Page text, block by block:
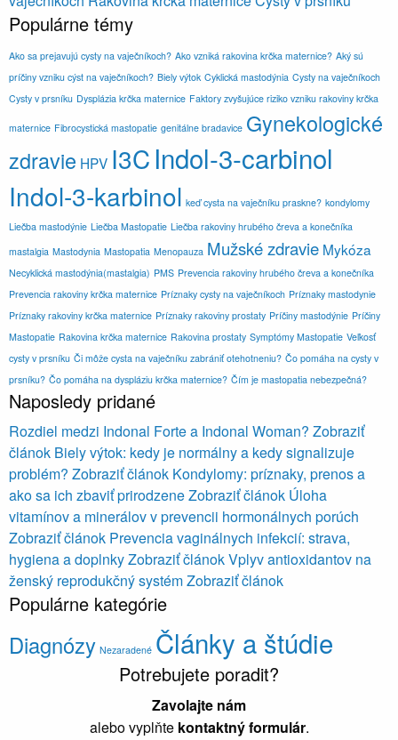
Populárne témy
Ako sa prejavujú cysty na vaječníkoch? Ako vzniká rakovina krčka maternice? Aký sú
príčiny vzniku cýst na vaječníkoch? Biely výtok Cyklická mastodýnia Cysty na vaječníkoch
Cysty v prsníku Dysplázia krčka maternice Faktory zvyšujúce riziko vzniku rakoviny krčka
maternice Fibrocystická mastopatie genitálne bradavice Gynekologické
zdravie HPV I3C Indol-3-carbinol
Indol-3-karbinol keď cysta na vaječníku praskne? kondylomy
Liečba mastodýnie Liečba Mastopatie Liečba rakoviny hrubého čreva a konečníka
mastalgia Mastodynia Mastopatia Menopauza Mužské zdravie Mykóza
Necyklická mastodýnia(mastalgia) PMS Prevencia rakoviny hrubého čreva a konečníka
Prevencia rakoviny krčka maternice Príznaky cysty na vaječníkoch Príznaky mastodynie
Príznaky rakoviny krčka maternice Príznaky rakoviny prostaty Príčiny mastodýnie Príčiny
Mastopatie Rakovina krčka maternice Rakovina prostaty Symptómy Mastopatie Veľkosť
cysty v prsníku Či môže cysta na vaječníku zabrániť otehotneniu? Čo pomáha na cysty v
prsníku? Čo pomáha na dyspláziu krčka maternice? Čím je mastopatia nebezpečná?
Naposledy pridané
Rozdiel medzi Indonal Forte a Indonal Woman? Zobraziť
článok Biely výtok: kedy je normálny a kedy signalizuje
problém? Zobraziť článok Kondylomy: príznaky, prenos a
ako sa ich zbaviť prirodzeneZobraziť článok Úloha
vitamínov a minerálov v prevencii hormonálnych porúch
Zobraziť článok Prevencia vaginálnych infekcií: strava,
hygiena a doplnkyZobraziť článokVplyv antioxidantov na
ženský reprodukčný systémZobraziť článok
Populárne kategórie
Diagnózy Nezaradené Články a štúdie
Potrebujete poradit?
Zavolajte nám
alebo vyplňte kontaktný formulár.